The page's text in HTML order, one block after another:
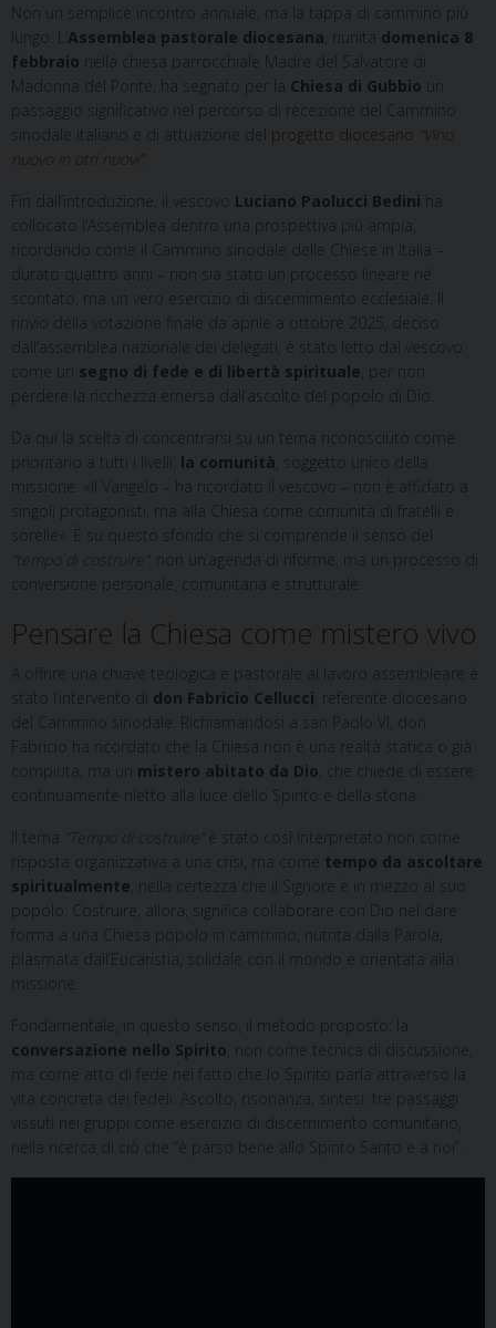
Non un semplice incontro annuale, ma la tappa di cammino più
lungo. L’ Assemblea pastorale diocesana , riunita domenica 8
febbraio nella chiesa parrocchiale Madre del Salvatore di
Madonna del Ponte, ha segnato per la Chiesa di Gubbio un
passaggio significativo nel percorso di recezione del Cammino
sinodale italiano e di attuazione del progetto diocesano
“Vino
nuovo in otri nuovi”
Fin dall’introduzione, il vescovo Luciano Paolucci Bedini ha
collocato l’Assemblea dentro una prospettiva più ampia,
ricordando come il Cammino sinodale delle Chiese in Italia –
durato quattro anni – non sia stato un processo lineare né
scontato, ma un vero esercizio di discernimento ecclesiale. Il
rinvio della votazione finale da aprile a ottobre 2025, deciso
dall’assemblea nazionale dei delegati, è stato letto dal vescovo
come un segno di fede e di libertà spirituale , per non
perdere la ricchezza emersa dall’ascolto del popolo di Dio.
Da qui la scelta di concentrarsi su un tema riconosciuto come
prioritario a tutti i livelli: la comunità , soggetto unico della
missione. «Il Vangelo – ha ricordato il vescovo – non è affidato a
singoli protagonisti, ma alla Chiesa come comunità di fratelli e
sorelle». È su questo sfondo che si comprende il senso del
: non un’agenda di riforme, ma un processo di
conversione personale, comunitaria e strutturale.
Pensare la Chiesa come mistero vivo
A offrire una chiave teologica e pastorale al lavoro assembleare è
stato l’intervento di don Fabricio Cellucci , referente diocesano
del Cammino sinodale. Richiamandosi a san Paolo VI, don
Fabricio ha ricordato che la Chiesa non è una realtà statica o già
compiuta, ma un mistero abitato da Dio , che chiede di essere
continuamente riletto alla luce dello Spirito e della storia.
Il tema
è stato così interpretato non come
risposta organizzativa a una crisi, ma come
tempo da ascoltare
spiritualmente , nella certezza che il Signore è in mezzo al suo
popolo. Costruire, allora, significa collaborare con Dio nel dare
forma a una Chiesa popolo in cammino, nutrita dalla Parola,
plasmata dall’Eucaristia, solidale con il mondo e orientata alla
missione.
Fondamentale, in questo senso, il metodo proposto: la
conversazione nello Spirito , non come tecnica di discussione,
ma come atto di fede nel fatto che lo Spirito parla attraverso la
vita concreta dei fedeli. Ascolto, risonanza, sintesi: tre passaggi
vissuti nei gruppi come esercizio di discernimento comunitario,
nella ricerca di ciò che “è parso bene allo Spirito Santo e a noi”.